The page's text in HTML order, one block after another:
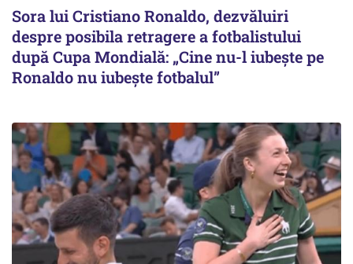
Sora lui Cristiano Ronaldo, dezvăluiri
despre posibila retragere a fotbalistului
după Cupa Mondială: „Cine nu-l iubește pe
Ronaldo nu iubește fotbalul”